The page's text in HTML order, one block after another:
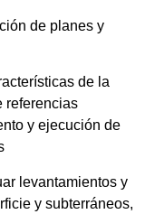
de planes y
de la
referencias
y ejecución de
levantamientos y
y subterráneos,